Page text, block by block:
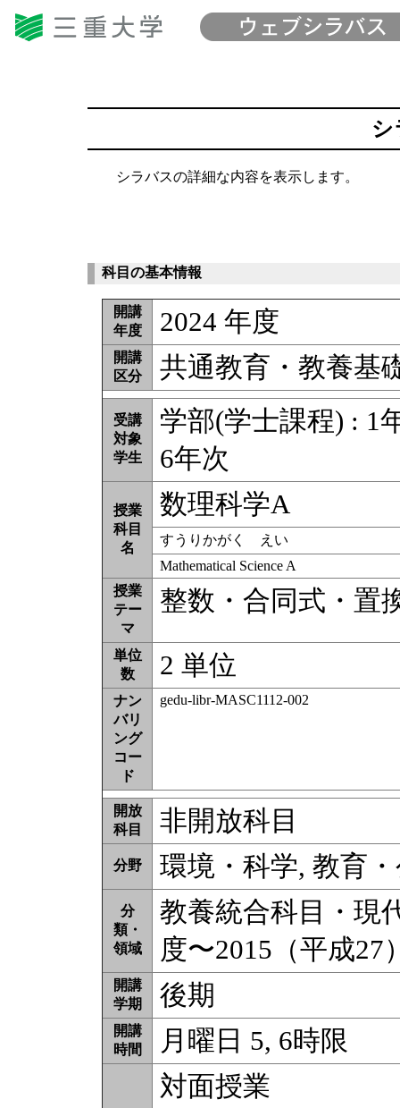
シ
シラバスの詳細な内容を表示します。
科目の基本情報
開講
年度
2024 年度
開講
区分
共通教育・教養基
受講
対象
学生
学部(学士課程) : 1
6年次
授業
科目
名
数理科学A
すうりかがく えい
Mathematical Science A
授業
テー
マ
整数・合同式・置
単位
数
2 単位
ナン
バリ
ング
コー
ド
gedu-libr-MASC1112-002
開放
科目
非開放科目
分野 環境・科学, 教育
分
類・
領域
教養統合科目・現
度〜2015（平成27
開講
学期
後期
開講
時間
月曜日 5, 6時限
対面授業